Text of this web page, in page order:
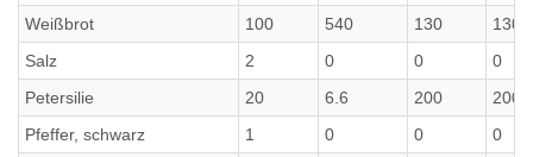
Weißbrot
100 540 130
130
Salz
2 0 0
0
Petersilie
20 6.6 200
200
Pfeffer, schwarz
1 0 0
0